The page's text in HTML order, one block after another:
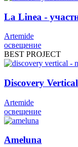
La Linea -
Artemide
освещение
BEST PROJECT
Discovery
Artemide
освещение
Ameluna